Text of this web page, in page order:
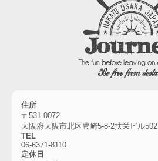
住所
〒531-0072
大阪府大阪市北区豊崎5-8-2扶栄ビル502
TEL
06-6371-8110
定休日